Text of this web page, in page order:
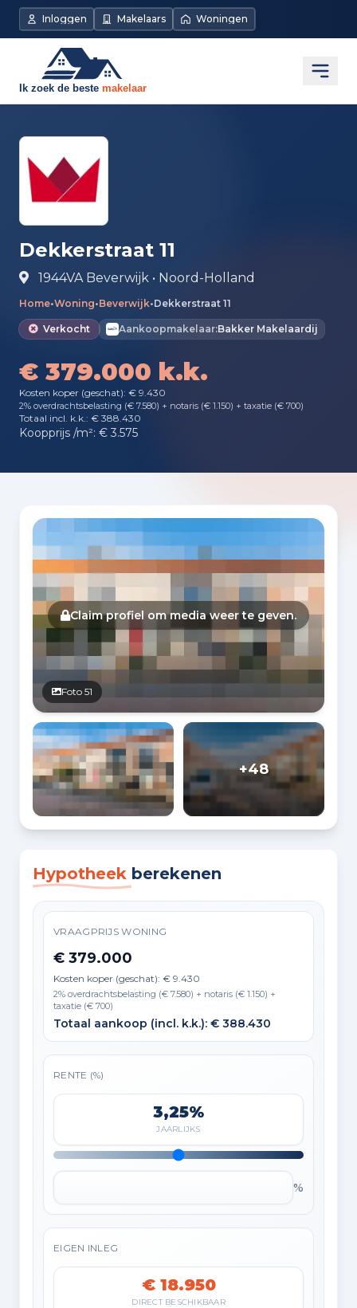
Direct naar de inhoud
Inloggen Makelaars Woningen
Dekkerstraat 11
1944VA Beverwijk • Noord-Holland
Home•Woning•Beverwijk•Dekkerstraat 11
Verkocht Aankoopmakelaar:Bakker Makelaardij
€ 379.000 k.k.
Kosten koper (geschat): € 9.430
2% overdrachtsbelasting (€ 7.580) + notaris (€ 1.150) + taxatie (€ 700)
Totaal incl. k.k.: € 388.430
Koopprijs /m²: € 3.575
Fotogalerij
Foto 51
Claim profiel om media weer te geven.
+48
Hypotheek berekenen
VRAAGPRIJS WONING
€ 379.000
Kosten koper (geschat): € 9.430
2% overdrachtsbelasting (€ 7.580) + notaris (€ 1.150) +
taxatie (€ 700)
Totaal aankoop (incl. k.k.): € 388.430
RENTE (%)
3,25%
JAARLIJKS
%
EIGEN INLEG
€ 18.950
DIRECT BESCHIKBAAR